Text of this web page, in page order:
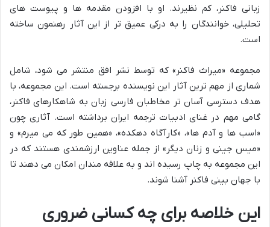
زبانی فاکنر، کم نظیرند. او با افزودن مقدمه ها و پیوست های
تحلیلی، خوانندگان را به درکی عمیق تر از این آثار رهنمون ساخته
است.
مجموعه «میراث فاکنر» که توسط نشر افق منتشر می شود، شامل
شماری از مهم ترین آثار این نویسنده برجسته است. این مجموعه، با
هدف دسترسی آسان تر مخاطبان فارسی زبان به شاهکارهای فاکنر،
گامی مهم در غنای ادبیات ترجمه ایران برداشته است. آثاری چون
«اسب ها و آدم ها»، «کارآگاه دهکده»، «همین طور که می میرم» و
«میس جینی و زنان دیگر» از جمله عناوین ارزشمندی هستند که در
این مجموعه به چاپ رسیده اند و به علاقه مندان امکان می دهند تا
با جهان بینی فاکنر آشنا شوند.
این خلاصه برای چه کسانی ضروری